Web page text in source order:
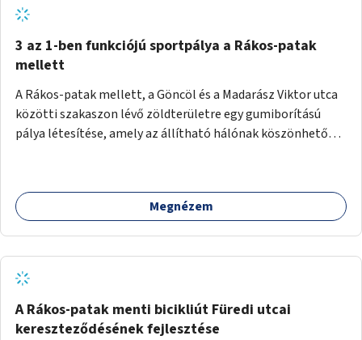
3 az 1-ben funkciójú sportpálya a Rákos-patak
mellett
A Rákos-patak mellett, a Göncöl és a Madarász Viktor utca
közötti szakaszon lévő zöldterületre egy gumiborítású
pálya létesítése, amely az állítható hálónak köszönhetően
Megnézem
A Rákos-patak menti bicikliút Füredi utcai
kereszteződésének fejlesztése